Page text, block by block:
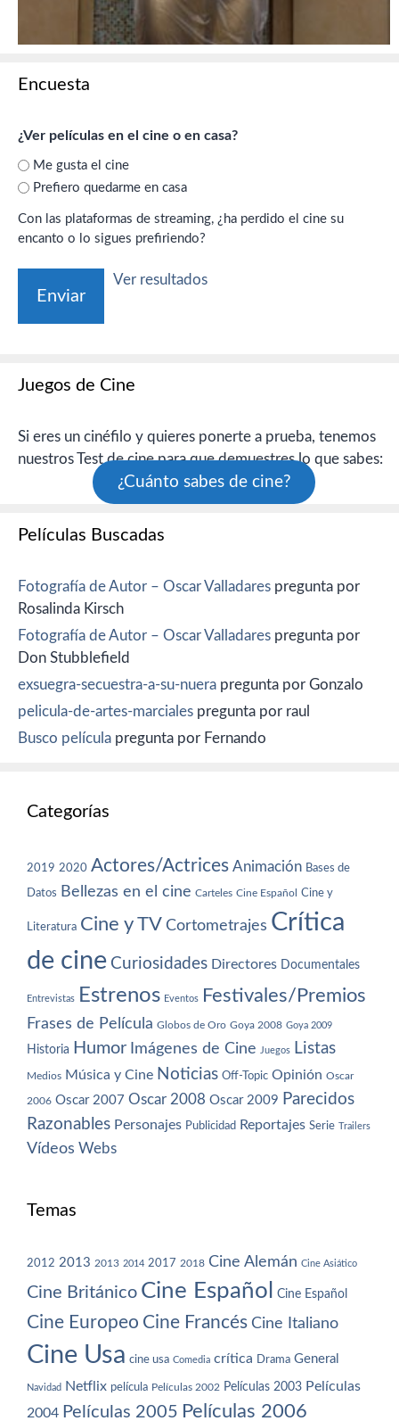
Encuesta
¿Ver películas en el cine o en casa?
Me gusta el cine
Prefiero quedarme en casa
Con las plataformas de streaming, ¿ha perdido el cine su
encanto o lo sigues prefiriendo?
Ver resultados
Juegos de Cine
Si eres un cinéfilo y quieres ponerte a prueba, tenemos
nuestros Test de cine para que demuestres lo que sabes:
¿Cuánto sabes de cine?
Películas Buscadas
Fotografía de Autor – Oscar Valladares pregunta por
Rosalinda Kirsch
Fotografía de Autor – Oscar Valladares pregunta por
Don Stubblefield
exsuegra-secuestra-a-su-nuera pregunta por Gonzalo
pelicula-de-artes-marciales pregunta por raul
Busco película pregunta por Fernando
Categorías
2019 2020 Actores/Actrices Animación Bases de
Datos Bellezas en el cine Carteles Cine Español Cine y
Literatura Cine y TV Cortometrajes Crítica
de cine Curiosidades Directores Documentales
Entrevistas Estrenos Eventos Festivales/Premios
Frases de Película Globos de Oro Goya 2008 Goya 2009
Historia Humor Imágenes de Cine Juegos Listas
Medios Música y Cine Noticias Off-Topic Opinión Oscar
2006 Oscar 2007 Oscar 2008 Oscar 2009 Parecidos
Razonables Personajes Publicidad Reportajes Serie Trailers
Vídeos Webs
Temas
2012 2013 2013 2014 2017 2018 Cine Alemán Cine Asiático
Cine Británico Cine Español Cine Español
Cine Europeo Cine Francés Cine Italiano
Cine Usa cine usa Comedia crítica Drama General
Navidad Netflix película Películas 2002 Películas 2003 Películas
2004 Películas 2005 Películas 2006